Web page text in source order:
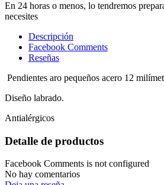
En 24 horas o menos, lo tendremos
necesites
Descripción
Facebook Comments
Reseñas
Pendientes aro pequeños acero 12
Diseño labrado.
Antialérgicos
Detalle de productos
Facebook Comments is not configured
No hay comentarios